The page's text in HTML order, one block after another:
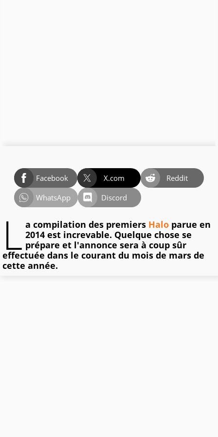
Facebook X.com
Reddit
WhatsApp
Discord
L a compilation des premiers Halo parue en
2014 est increvable. Quelque chose se
prépare et l'annonce sera à coup sûr
effectuée dans le courant du mois de mars de
cette année.